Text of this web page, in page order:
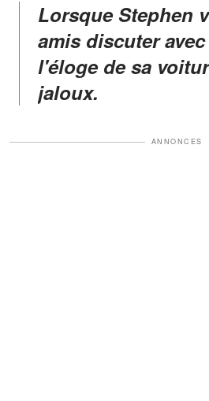
Lorsque Stephen voyait ses
amis discuter
l'éloge de sa
jaloux.
ANNONCES